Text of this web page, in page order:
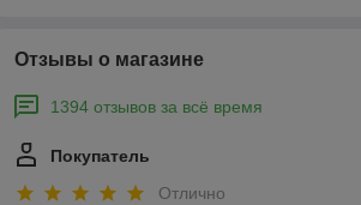
Отзывы о магазине
1394 отзывов за всё время
Покупатель
Отлично